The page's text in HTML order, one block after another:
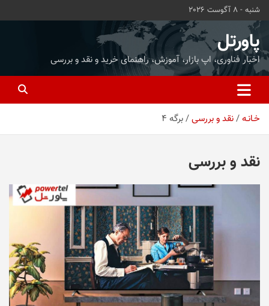
محتوا
بروید
شنبه - 8 آگوست 2026
پاورتل
اخبار فناوری، اپ بازار، آموزش، راهنمای خرید و نقد و بررسی
خـانـه نقد و بررسی برگه 4
نقد و بررسی